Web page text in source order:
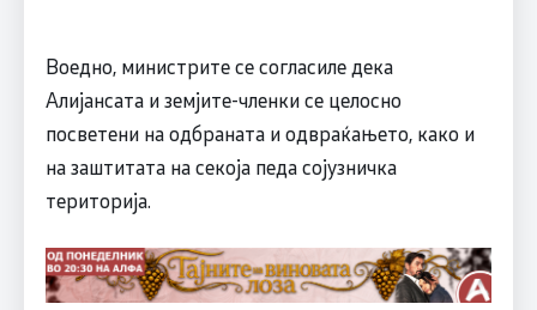
Воедно, министрите се согласиле дека
Алијансата и земјите-членки се целосно
посветени на одбраната и одвраќањето, како и
на заштитата на секоја педа сојузничка
територија.